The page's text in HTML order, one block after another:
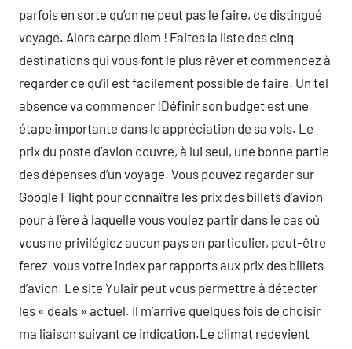
parfois en sorte qu’on ne peut pas le faire, ce distingué
voyage. Alors carpe diem ! Faites la liste des cinq
destinations qui vous font le plus rêver et commencez à
regarder ce qu’il est facilement possible de faire. Un tel
absence va commencer !Définir son budget est une
étape importante dans le appréciation de sa vols. Le
prix du poste d’avion couvre, à lui seul, une bonne partie
des dépenses d’un voyage. Vous pouvez regarder sur
Google Flight pour connaître les prix des billets d’avion
pour à l’ère à laquelle vous voulez partir dans le cas où
vous ne privilégiez aucun pays en particulier, peut-être
ferez-vous votre index par rapports aux prix des billets
d’avion. Le site Yulair peut vous permettre à détecter
les « deals » actuel. Il m’arrive quelques fois de choisir
ma liaison suivant ce indication.Le climat redevient